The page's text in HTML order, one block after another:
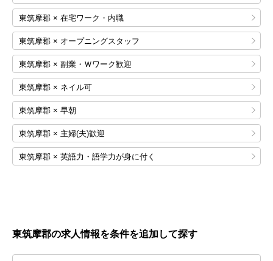
東筑摩郡 × 在宅ワーク・内職
東筑摩郡 × オープニングスタッフ
東筑摩郡 × 副業・Ｗワーク歓迎
東筑摩郡 × ネイル可
東筑摩郡 × 早朝
東筑摩郡 × 主婦(夫)歓迎
東筑摩郡 × 英語力・語学力が身に付く
東筑摩郡の求人情報を条件を追加して探す